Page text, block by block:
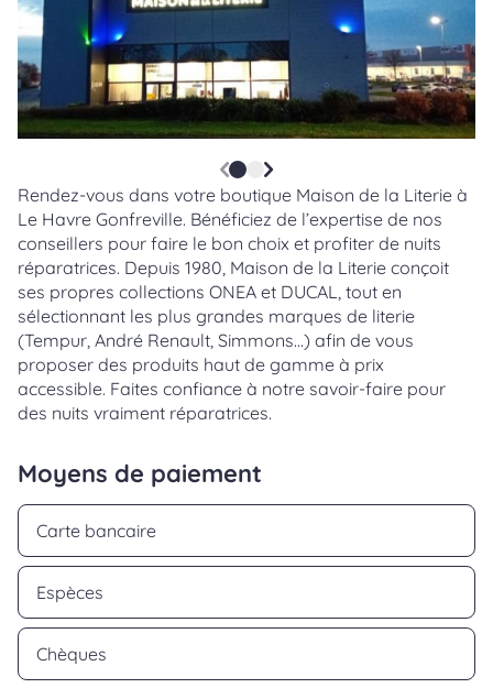
Rendez-vous dans votre boutique Maison de la Literie à
Le Havre Gonfreville. Bénéficiez de l’expertise de nos
conseillers pour faire le bon choix et profiter de nuits
réparatrices. Depuis 1980, Maison de la Literie conçoit
ses propres collections ONEA et DUCAL, tout en
sélectionnant les plus grandes marques de literie
(Tempur, André Renault, Simmons…) afin de vous
proposer des produits haut de gamme à prix
accessible. Faites confiance à notre savoir-faire pour
des nuits vraiment réparatrices.
Moyens de paiement
Carte bancaire
Espèces
Chèques